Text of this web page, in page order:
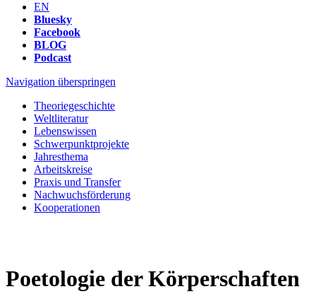
EN
Bluesky
Facebook
BLOG
Podcast
Navigation überspringen
Theoriegeschichte
Weltliteratur
Lebenswissen
Schwerpunktprojekte
Jahresthema
Arbeitskreise
Praxis und Transfer
Nachwuchsförderung
Kooperationen
Poetologie der Körperschaften